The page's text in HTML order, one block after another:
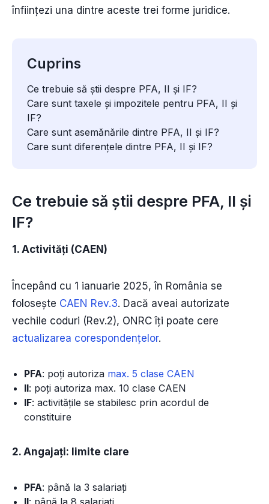
înființezi una dintre aceste trei forme juridice.
Cuprins
Ce trebuie să știi despre PFA, II și IF?
Care sunt taxele și impozitele pentru PFA, II și
IF?
Care sunt asemănările dintre PFA, II și IF?
Care sunt diferențele dintre PFA, II și IF?
Ce trebuie să știi despre PFA, II și
IF?
1. Activități (CAEN)
Începând cu 1 ianuarie 2025, în România se
folosește CAEN Rev.3. Dacă aveai autorizate
vechile coduri (Rev.2), ONRC îți poate cere
actualizarea corespondențelor.
PFA: poți autoriza max. 5 clase CAEN
II: poți autoriza max. 10 clase CAEN
IF: activitățile se stabilesc prin acordul de
constituire
2. Angajați: limite clare
PFA: până la 3 salariați
II: până la 8 salariați